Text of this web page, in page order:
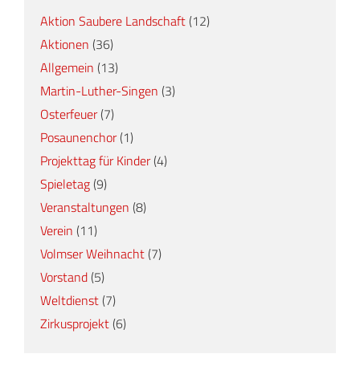
Aktion Saubere Landschaft (12)
Aktionen (36)
Allgemein (13)
Martin-Luther-Singen (3)
Osterfeuer(7)
Posaunenchor(1)
Projekttag für Kinder(4)
Spieletag (9)
Veranstaltungen (8)
Verein (11)
Volmser Weihnacht (7)
Vorstand (5)
Weltdienst (7)
Zirkusprojekt (6)